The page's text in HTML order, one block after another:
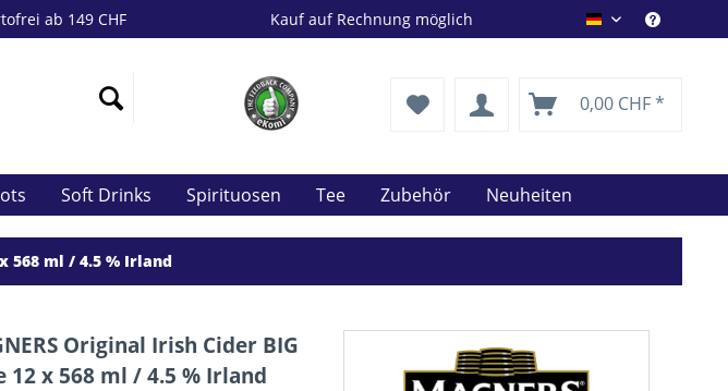
ab 149 CHF Kauf auf Rechnung möglich Drink Shop DE
0,00 CHF *
Soft Drinks Spirituosen Tee Zubehör Neuheiten
568 ml / 4.5 % Irland
Original Irish Cider BIG
12 x 568 ml / 4.5 % Irland